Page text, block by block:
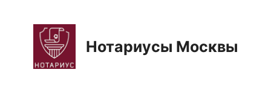
содержимому
Нотариусы Москвы